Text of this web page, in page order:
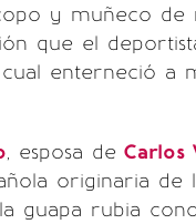
y muñeco de
que el
enterneció a
, esposa de Carlos
originaria de
la guapa rubia